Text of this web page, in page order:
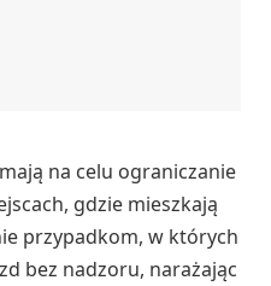
na celu ograniczanie
gdzie mieszkają
przypadkom, w których
bez nadzoru, narażając